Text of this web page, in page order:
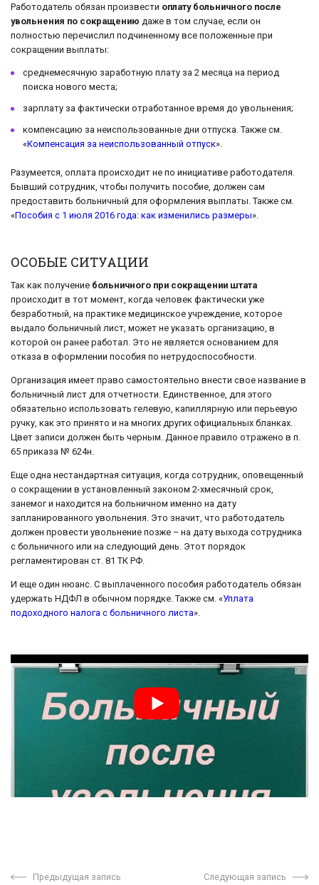
Работодатель обязан произвести оплату больничного после
увольнения по сокращению даже в том случае, если он
полностью перечислил подчиненному все положенные при
сокращении выплаты:
среднемесячную заработную плату за 2 месяца на период
поиска нового места;
зарплату за фактически отработанное время до увольнения;
компенсацию за неиспользованные дни отпуска. Также см.
«Компенсация за неиспользованный отпуск».
Разумеется, оплата происходит не по инициативе работодателя.
Бывший сотрудник, чтобы получить пособие, должен сам
предоставить больничный для оформления выплаты. Также см.
«Пособия с 1 июля 2016 года: как изменились размеры».
ОСОБЫЕ СИТУАЦИИ
Так как получение больничного при сокращении штата
происходит в тот момент, когда человек фактически уже
безработный, на практике медицинское учреждение, которое
выдало больничный лист, может не указать организацию, в
которой он ранее работал. Это не является основанием для
отказа в оформлении пособия по нетрудоспособности.
Организация имеет право самостоятельно внести свое название в
больничный лист для отчетности. Единственное, для этого
обязательно использовать гелевую, капиллярную или перьевую
ручку, как это принято и на многих других официальных бланках.
Цвет записи должен быть черным. Данное правило отражено в п.
65 приказа № 624н.
Еще одна нестандартная ситуация, когда сотрудник, оповещенный
о сокращении в установленный законом 2-хмесячный срок,
занемог и находится на больничном именно на дату
запланированного увольнения. Это значит, что работодатель
должен провести увольнение позже – на дату выхода сотрудника
с больничного или на следующий день. Этот порядок
регламентирован ст. 81 ТК РФ.
И еще один нюанс. С выплаченного пособия работодатель обязан
удержать НДФЛ в обычном порядке. Также см. «Уплата
подоходного налога с больничного листа».
Предыдущая запись Следующая запись